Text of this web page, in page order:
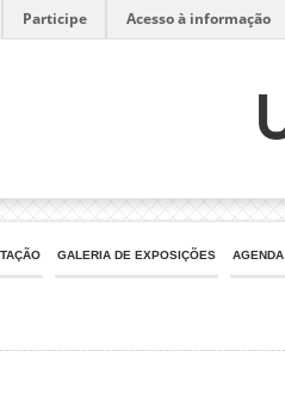
Participe Acesso à informação
GALERIA DE EXPOSIÇÕES AGENDA